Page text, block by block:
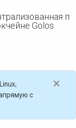
п
Golos
×
с